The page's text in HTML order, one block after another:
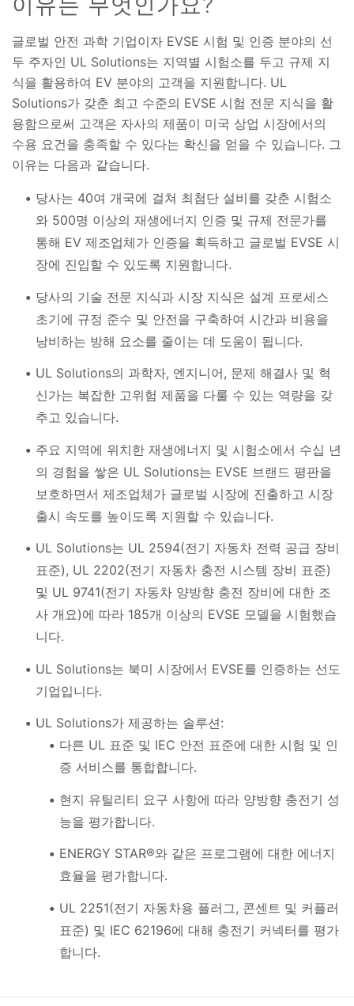
글로벌 안전 과학 기업이자 EVSE 시험 및 인증 분야의 선
두 주자인 UL Solutions는 지역별 시험소를 두고 규제 지
식을 활용하여 EV 분야의 고객을 지원합니다. UL
Solutions가 갖춘 최고 수준의 EVSE 시험 전문 지식을 활
용함으로써 고객은 자사의 제품이 미국 상업 시장에서의
수용 요건을 충족할 수 있다는 확신을 얻을 수 있습니다. 그
이유는 다음과 같습니다.
당사는 40여 개국에 걸쳐 최첨단 설비를 갖춘 시험소
와 500명 이상의 재생에너지 인증 및 규제 전문가를
통해 EV 제조업체가 인증을 획득하고 글로벌 EVSE 시
장에 진입할 수 있도록 지원합니다.
당사의 기술 전문 지식과 시장 지식은 설계 프로세스
초기에 규정 준수 및 안전을 구축하여 시간과 비용을
낭비하는 방해 요소를 줄이는 데 도움이 됩니다.
UL Solutions의 과학자, 엔지니어, 문제 해결사 및 혁
신가는 복잡한 고위험 제품을 다룰 수 있는 역량을 갖
추고 있습니다.
주요 지역에 위치한 재생에너지 및 시험소에서 수십 년
의 경험을 쌓은 UL Solutions는 EVSE 브랜드 평판을
보호하면서 제조업체가 글로벌 시장에 진출하고 시장
출시 속도를 높이도록 지원할 수 있습니다.
UL Solutions는 UL 2594(전기 자동차 전력 공급 장비
표준), UL 2202(전기 자동차 충전 시스템 장비 표준)
및 UL 9741(전기 자동차 양방향 충전 장비에 대한 조
사 개요)에 따라 185개 이상의 EVSE 모델을 시험했습
니다.
UL Solutions는 북미 시장에서 EVSE를 인증하는 선도
기업입니다.
UL Solutions가 제공하는 솔루션:
다른 UL 표준 및 IEC 안전 표준에 대한 시험 및 인
증 서비스를 통합합니다.
현지 유틸리티 요구 사항에 따라 양방향 충전기 성
능을 평가합니다.
ENERGY STAR®와 같은 프로그램에 대한 에너지
효율을 평가합니다.
UL 2251(전기 자동차용 플러그, 콘센트 및 커플러
표준) 및 IEC 62196에 대해 충전기 커넥터를 평가
합니다.